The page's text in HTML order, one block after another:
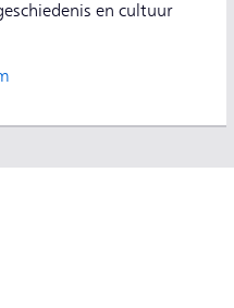
en cultuur